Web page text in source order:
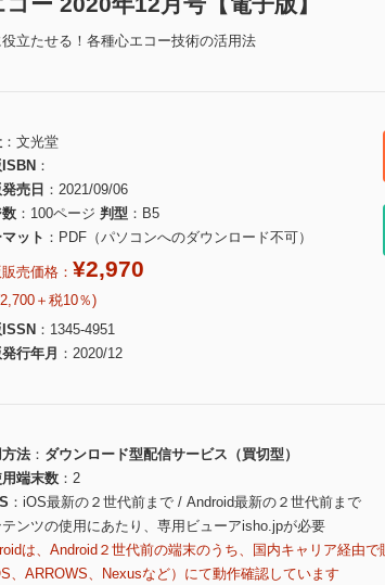
立たせる！各種心エコー技術の活用法
文光堂
売日
2021/09/06
100ページ 判型
B5
ット
PDF（パソコンへのダウンロード不可）
売価格： ¥2,970
＋税10％)
1345-4951
行年月
2020/12
法
ダウンロード型配信サービス（買切型）
用端末数
2
iOS最新の２世代前まで / Android最新の２世代前まで
ンツの使用にあたり、専用ビューアisho.jpが必要
は、Android２世代前の端末のうち、国内キャリア経由で
、ARROWS、Nexusなど）にて動作確認しています